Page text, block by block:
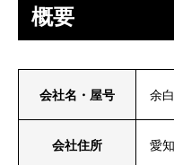
概要
会社名・屋号 余
会社住所 愛